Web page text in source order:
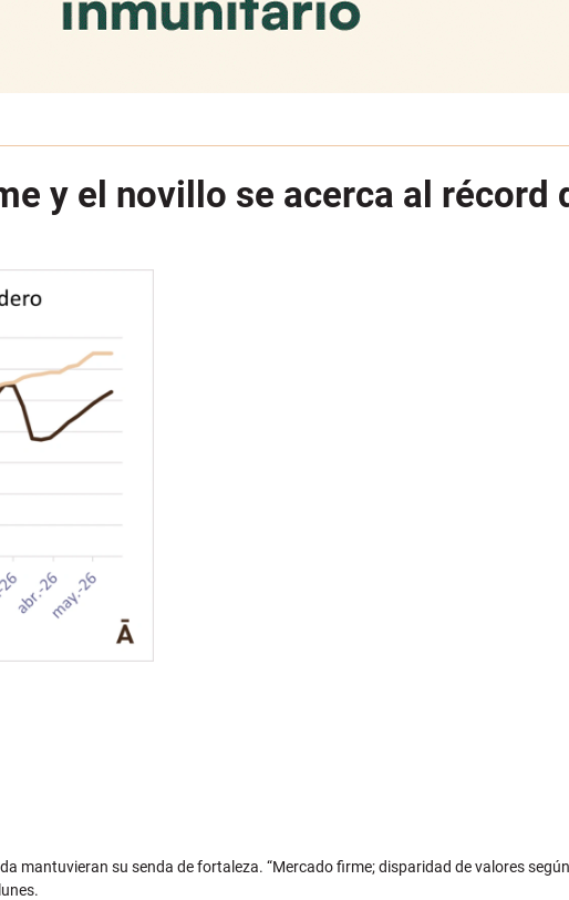
y el novillo se acerca al récord
mantuvieran su senda de fortaleza. “Mercado firme; disparidad de valores